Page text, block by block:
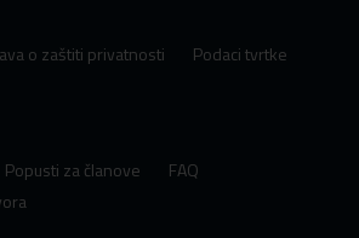
o zaštiti privatnosti
Podaci tvrtke
Popusti za članove
FAQ